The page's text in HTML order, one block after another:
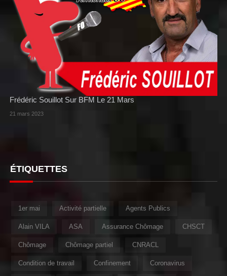
Frédéric Souillot Sur BFM Le 21 Mars
21 mars 2023
ÉTIQUETTES
1er mai Activité partielle Agents Publics
Alain VILA ASA Assurance Chômage CHSCT
Chômage Chômage partiel CNRACL
Condition de travail Confinement Coronavirus